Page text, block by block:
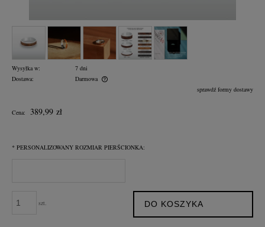
Wysyłka w:
7 dni
Dostawa:
Darmowa
sprawdź formy dostawy
Cena: 389,99 zł
* PERSONALIZOWANY ROZMIAR PIERŚCIONKA:
szt. DO KOSZYKA